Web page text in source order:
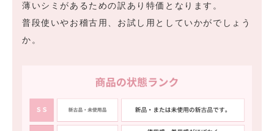
薄いシミがあるための訳あり特価となります。
普段使いやお稽古用、お試し用としていかがでしょう
か。